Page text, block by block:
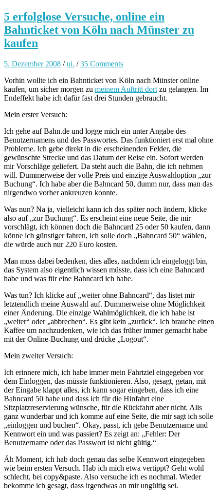
5 erfolglose Versuche, online ein
Bahnticket von Köln nach Münster zu
kaufen
5. Dezember 2008 /ui. /35 Comments
Vorhin wollte ich ein Bahnticket von Köln nach Münster online
kaufen, um sicher morgen zu meinem Auftritt dort zu gelangen. Im
Endeffekt habe ich dafür fast drei Stunden gebraucht.
Mein erster Versuch:
Ich gehe auf Bahn.de und logge mich ein unter Angabe des
Benutzernamens und des Passwortes. Das funktioniert erst mal ohne
Probleme. Ich gebe direkt in die erscheinenden Felder, die
gewünschte Strecke und das Datum der Reise ein. Sofort werden
mir Vorschläge geliefert. Da steht auch die Bahn, die ich nehmen
will. Dummerweise der volle Preis und einzige Auswahloption „zur
Buchung“. Ich habe aber die Bahncard 50, dumm nur, dass man das
nirgendwo vorher ankreuzen konnte.
Was nun? Na ja, vielleicht kann ich das später noch ändern, klicke
also auf „zur Buchung“. Es erscheint eine neue Seite, die mir
vorschlägt, ich können doch die Bahncard 25 oder 50 kaufen, dann
könne ich günstiger fahren, ich solle doch „Bahncard 50“ wählen,
die würde auch nur 220 Euro kosten.
Man muss dabei bedenken, dies alles, nachdem ich eingeloggt bin,
das System also eigentlich wissen müsste, dass ich eine Bahncard
habe und was für eine Bahncard ich habe.
Was tun? Ich klicke auf „weiter ohne Bahncard“, das listet mir
letztendlich meine Auswahl auf. Dummerweise ohne Möglichkeit
einer Änderung. Die einzige Wahlmöglichkeit, die ich habe ist
„weiter“ oder „abbrechen“. Es gibt kein „zurück“. Ich brauche einen
Kaffee um nachzudenken, wie ich das früher immer gemacht habe
mit der Online-Buchung und drücke „Logout“.
Mein zweiter Versuch:
Ich erinnere mich, ich habe immer mein Fahrtziel eingegeben vor
dem Einloggen, das müsste funktionieren. Also, gesagt, getan, mit
der Eingabe klappt alles, ich kann sogar eingeben, dass ich eine
Bahncard 50 habe und dass ich für die Hinfahrt eine
Sitzplatzreservierung wünsche, für die Rückfahrt aber nicht. Alls
ganz wunderbar und ich komme auf eine Seite, die mir sagt ich solle
„einloggen und buchen“. Okay, passt, ich gebe Benutzername und
Kennwort ein und was passiert? Es zeigt an: „Fehler: Der
Benutzername oder das Passwort ist nicht gültig.“
Äh Moment, ich hab doch genau das selbe Kennwort eingegeben
wie beim ersten Versuch. Hab ich mich etwa vertippt? Geht wohl
schlecht, bei copy&paste. Also versuche ich es nochmal. Wieder
bekomme ich gesagt, dass irgendwas an mir ungültig sei.